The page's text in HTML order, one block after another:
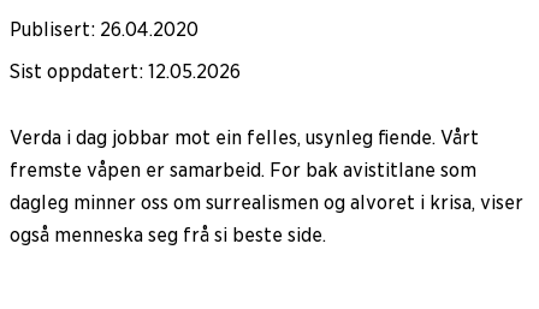
Publisert: 26.04.2020
Sist oppdatert: 12.05.2026
Verda i dag jobbar mot ein felles, usynleg fiende. Vårt
fremste våpen er samarbeid. For bak avistitlane som
dagleg minner oss om surrealismen og alvoret i krisa, viser
også menneska seg frå si beste side.